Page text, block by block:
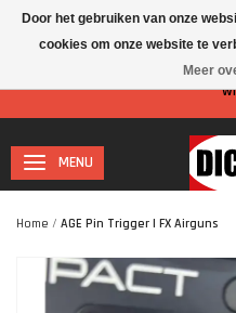
Let op: I.v.m. de zomervakantie
MENU
Home / AGE Pin Trigger | FX Airguns
Door het gebruiken van onze
cookies om onze website te
Meer